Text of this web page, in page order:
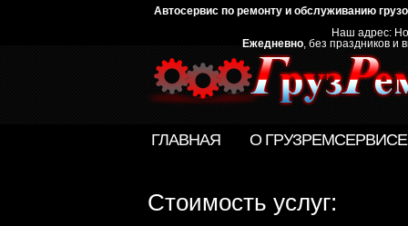
Автосервис по ремонту и обслуживанию
Наш адрес:
Ежедневно, без праздников и
ГЛАВНАЯ О ГРУЗРЕМСЕРВИСЕ
Стоимость услуг: